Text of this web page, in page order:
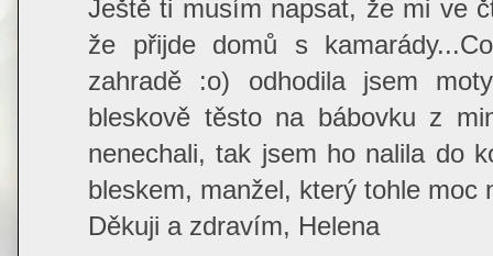
Ještě ti musím napsat, že mi ve
že přijde domů s
zahradě :o) odhodila jsem
bleskově těsto na bábovku z
nenechali, tak jsem ho nalila do
bleskem, manžel, který tohle moc
Děkuji a zdravím, Helena